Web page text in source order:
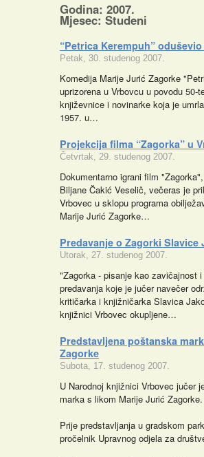
Godina: 2007.
Mjesec: Studeni
“Petrica Kerempuh”
Petak, 30. studenog 2007.
Komedija Marije Jurić Zagorke
uprizorena u Vrbovcu u povodu 50-
književnice i novinarke koja je
1957. u…
Projekcija filma “Zagorka” u
Četvrtak, 29. studenog 2007.
Dokumentarno igrani film
Biljane Čakić Veselič, večeras je
Vrbovec u sklopu programa
Marije Jurić Zagorke…
Predavanje o Zagorki Slavice
Utorak, 27. studenog 2007.
"Zagorka - pisanje kao zavičajnost
predavanja koje je jučer navečer
kritičarka i knjižničarka Slavica
knjižnici Vrbovec okupljene…
Predstavljena poštanska
Zagorke
Subota, 17. studenog 2007.
U Narodnoj knjižnici Vrbovec jučer
marka s likom Marije Jurić Zagorke.
Prije predstavljanja u gradskom
pročelnik Upravnog odjela za